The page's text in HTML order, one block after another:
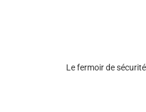
Le fermoir de